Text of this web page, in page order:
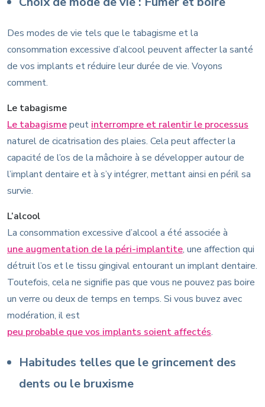
Des modes de vie tels que le tabagisme et la
consommation excessive d’alcool peuvent affecter la santé
de vos implants et réduire leur durée de vie. Voyons
comment.
Le tabagisme
Le tabagismepeut interrompre et ralentir le processus
naturel de cicatrisation des plaies. Cela peut affecter la
capacité de l’os de la mâchoire à se développer autour de
l’implant dentaire et à s’y intégrer, mettant ainsi en péril sa
survie.
L’alcool
La consommation excessive d’alcool a été associée à
une augmentation de la péri-implantite, une affection qui
détruit l’os et le tissu gingival entourant un implant dentaire.
Toutefois, cela ne signifie pas que vous ne pouvez pas boire
un verre ou deux de temps en temps. Si vous buvez avec
modération, il est
peu probable que vos implants soient affectés.
Habitudes telles que le grincement des
dents ou le bruxisme